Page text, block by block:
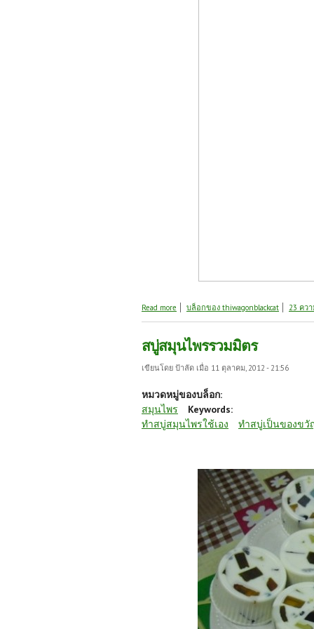
Read more about เมื่อป้าแมวทำสบู่ บ้านพี่นัน
บล็อกของ thiwagonblackcat 23 คว
สบู่สมุนไพรรวมมิตร
เขียนโดย ป้าลัด เมื่อ 11 ตุลาคม, 2012 - 21:56
หมวดหมู่ของบล็อก:
สมุนไพร
Keywords:
ทำสบู่สมุนไพรใช้เอง
ทำสบู่เป็นของขวั